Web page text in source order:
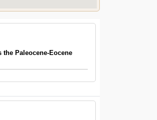
Paleocene-Eocene